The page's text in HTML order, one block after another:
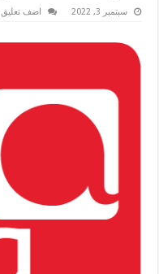
سبتمبر 3, 2022 اضف تعليق